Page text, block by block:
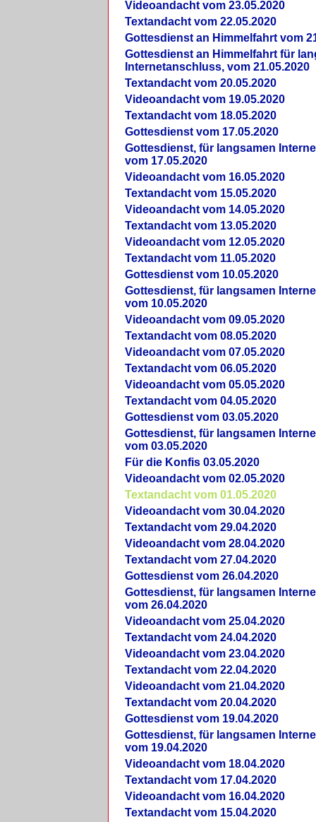
Videoandacht vom 23.05.2020
Textandacht vom 22.05.2020
Gottesdienst an Himmelfahrt vom
Gottesdienst an Himmelfahrt für
Internetanschluss, vom 21.05.2020
Textandacht vom 20.05.2020
Videoandacht vom 19.05.2020
Textandacht vom 18.05.2020
Gottesdienst vom 17.05.2020
Gottesdienst, für langsamen
vom 17.05.2020
Videoandacht vom 16.05.2020
Textandacht vom 15.05.2020
Videoandacht vom 14.05.2020
Textandacht vom 13.05.2020
Videoandacht vom 12.05.2020
Textandacht vom 11.05.2020
Gottesdienst vom 10.05.2020
Gottesdienst, für langsamen
vom 10.05.2020
Videoandacht vom 09.05.2020
Textandacht vom 08.05.2020
Videoandacht vom 07.05.2020
Textandacht vom 06.05.2020
Videoandacht vom 05.05.2020
Textandacht vom 04.05.2020
Gottesdienst vom 03.05.2020
Gottesdienst, für langsamen
vom 03.05.2020
Für die Konfis 03.05.2020
Videoandacht vom 02.05.2020
Textandacht vom 01.05.2020
Videoandacht vom 30.04.2020
Textandacht vom 29.04.2020
Videoandacht vom 28.04.2020
Textandacht vom 27.04.2020
Gottesdienst vom 26.04.2020
Gottesdienst, für langsamen
vom 26.04.2020
Videoandacht vom 25.04.2020
Textandacht vom 24.04.2020
Videoandacht vom 23.04.2020
Textandacht vom 22.04.2020
Videoandacht vom 21.04.2020
Textandacht vom 20.04.2020
Gottesdienst vom 19.04.2020
Gottesdienst, für langsamen
vom 19.04.2020
Videoandacht vom 18.04.2020
Textandacht vom 17.04.2020
Videoandacht vom 16.04.2020
Textandacht vom 15.04.2020